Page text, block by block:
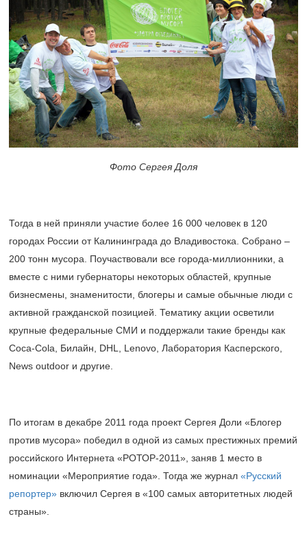
Фото Сергея Доля
Тогда в ней приняли участие более 16 000 человек в 120
городах России от Калининграда до Владивостока. Собрано –
200 тонн мусора. Поучаствовали все города-миллионники, а
вместе с ними губернаторы некоторых областей, крупные
бизнесмены, знаменитости, блогеры и самые обычные люди с
активной гражданской позицией. Тематику акции осветили
крупные федеральные СМИ и поддержали такие бренды как
Coca-Cola, Билайн, DHL, Lenovo, Лаборатория Касперского,
News outdoor и другие.
По итогам в декабре 2011 года проект Сергея Доли «Блогер
против мусора» победил в одной из самых престижных премий
российского Интернета «РОТОР-2011», заняв 1 место в
номинации «Мероприятие года». Тогда же журнал «Русский
репортер» включил Сергея в «100 самых авторитетных людей
страны».